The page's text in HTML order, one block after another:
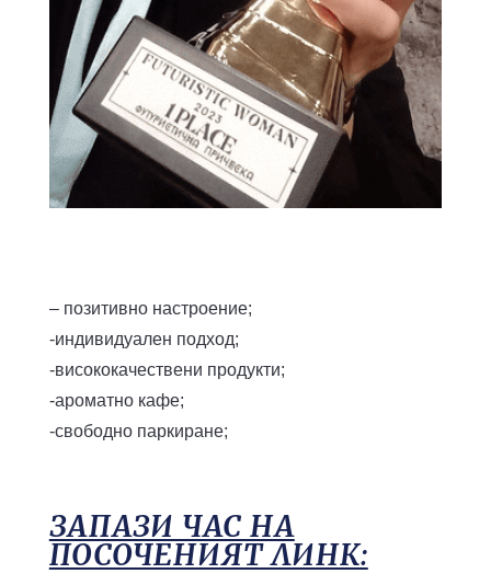
– позитивно настроение;
-индивидуален подход;
-висококачествени продукти;
-ароматно кафе;
-свободно паркиране;
ЗАПАЗИ ЧАС НА
ПОСОЧЕНИЯТ ЛИНК: